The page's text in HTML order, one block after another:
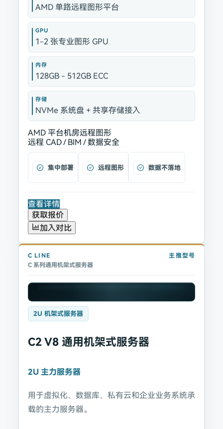
AMD 单路远程图形平台
GPU
1-2 张专业图形 GPU
内存
128GB - 512GB ECC
存储
NVMe 系统盘 + 共享存储接入
AMD 平台机房远程图形
远程 CAD / BIM / 数据安全
集中部署 远程图形 数据不落地
查看详情
获取报价
加入对比
C LINE
C 系列通用机架式服务器
主推型号
2U 机架式服务器
C2 V8 通用机架式服务器
2U 主力服务器
用于虚拟化、数据库、私有云和企业业务系统承
载的主力服务器。